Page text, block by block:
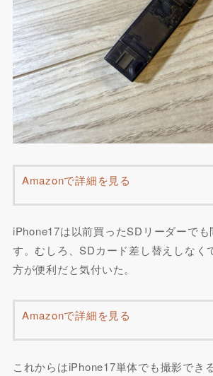
Amazonで詳細を見る
iPhone17は以前買ったSDリーダーで
す。むしろ、SDカード差し替えしなく
方が便利だと気付いた。
Amazonで詳細を見る
これからはiPhone17単体でも撮影できる